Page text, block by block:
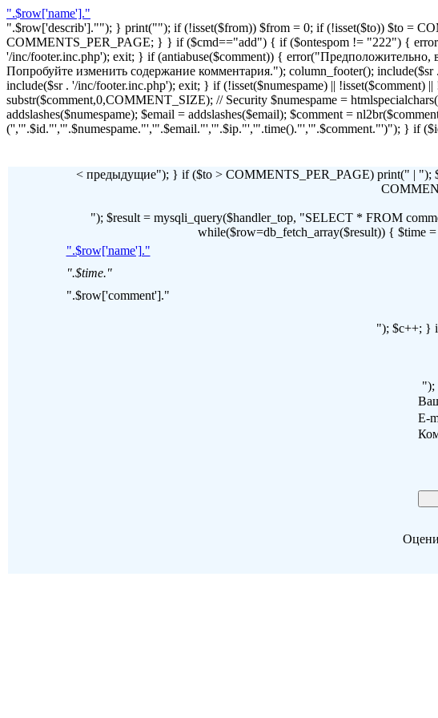
".$row['name']."
".$row['describ'].""); } print(""); if (!isset($from)) $from = 0; if (!isset($to)) $to =
COMMENTS_PER_PAGE; } } if ($cmd=="add") { if ($ontespom != "222") {
'/inc/footer.inc.php'); exit; } if (antiabuse($comment)) {
Попробуйте изменить содержание комментария."); column_footer();
include($sr . '/inc/footer.inc.php'); exit; } if (!isset($numespame) ||
substr($comment,0,COMMENT_SIZE); // Security $numespame =
addslashes($numespame); $email = addslashes($email); $comment =
('','".$id."','".$numespame."','".$email."','".$ip."','".time()."','".$comment."')"); } if
< предыдущие"); } if ($to > COMMENTS_PER_PAGE) print(" | ");
"); $result = mysqli_query($handler_top, "SELECT * FROM
while($row=db_fetch_array($result)) {
".$row['name']."
".$time."
".$row['comment']."
"); $c++; }
");
E-